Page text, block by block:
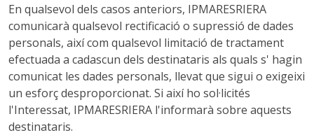
En qualsevol dels casos anteriors, IPMARESRIERA
comunicarà qualsevol rectificació o supressió de dades
personals, així com qualsevol limitació de tractament
efectuada a cadascun dels destinataris als quals s' hagin
comunicat les dades personals, llevat que sigui o exigeixi
un esforç desproporcionat. Si així ho sol·licités
l'Interessat, IPMARESRIERA l'informarà sobre aquests
destinataris.